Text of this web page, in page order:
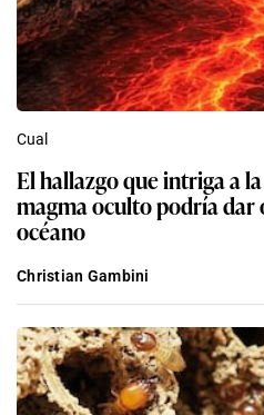
Cual
El hallazgo que intriga a
magma oculto podría dar
océano
Christian Gambini